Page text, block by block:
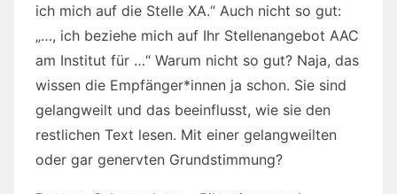
ich mich auf die Stelle XA.“ Auch nicht so gut:
„…, ich beziehe mich auf Ihr Stellenangebot AAC
am Institut für …“ Warum nicht so gut? Naja, das
wissen die Empfänger*innen ja schon. Sie sind
gelangweilt und das beeinflusst, wie sie den
restlichen Text lesen. Mit einer gelangweilten
oder gar genervten Grundstimmung?